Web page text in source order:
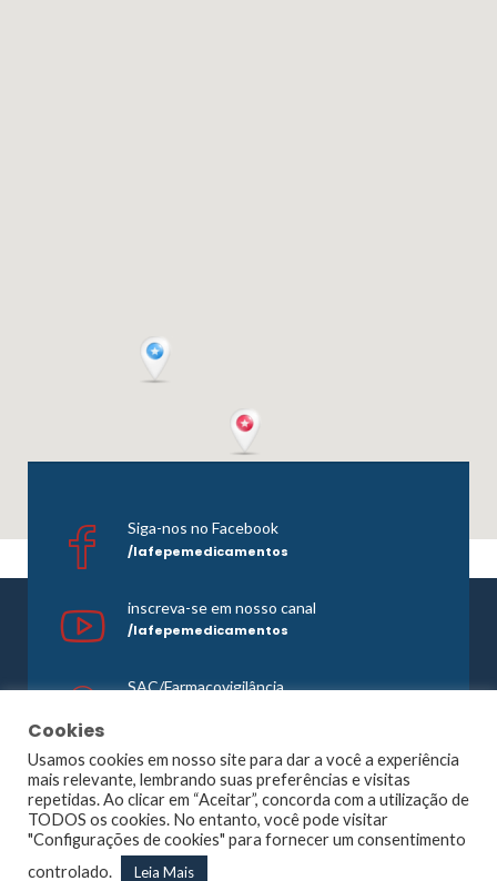
Siga-nos no Facebook
/lafepemedicamentos
inscreva-se em nosso canal
/lafepemedicamentos
SAC/Farmacovigilância
©1965 - 2026 Todos os direitos reservados. Lafepe |
Wordpress Optimized byAgência Planner
Largo de Dois Irmãos, 1117, Dois Irmãos – Recife – PE |
Cookies
Usamos cookies em nosso site para dar a você a experiência
mais relevante, lembrando suas preferências e visitas
repetidas. Ao clicar em “Aceitar”, concorda com a utilização de
TODOS os cookies. No entanto, você pode visitar
"Configurações de cookies" para fornecer um consentimento
controlado.
Leia Mais